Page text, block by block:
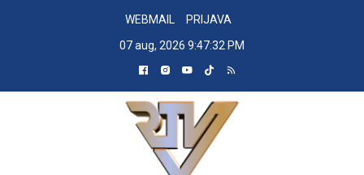
WEBMAIL
PRIJAVA
07 aug, 2026 9:47:33 PM